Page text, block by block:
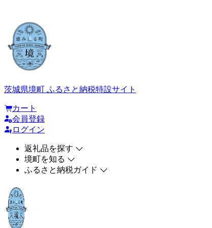
茨城県境町 ふるさと納税特設サイト
カート
会員登録
ログイン
返礼品を探す
境町を知る
ふるさと納税ガイド